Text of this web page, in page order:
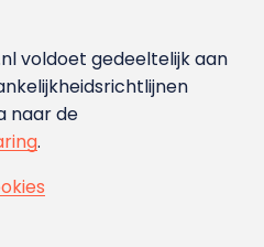
voldoet gedeeltelijk aan
naar de
.